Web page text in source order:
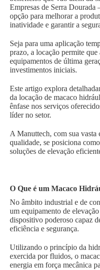
Empresas de Serra
opção para melhorar a
inatividade e garantir a
Seja para uma aplicação
prazo, a locação permite que
equipamentos de última
investimentos iniciais.
Este artigo explora
da locação de macaco
ênfase nos serviços
líder no setor.
A Manuttech, com sua vasta
qualidade, se posiciona
soluções de elevação
O Que é um Macaco
No âmbito industrial e de
um equipamento de
dispositivo poderoso capaz
eficiência e segurança.
Utilizando o princípio da
exercida por fluidos, o
energia em força mecânica